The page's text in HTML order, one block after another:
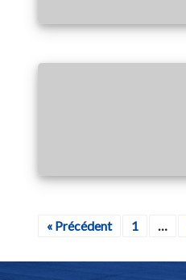
« Précédent 1 …